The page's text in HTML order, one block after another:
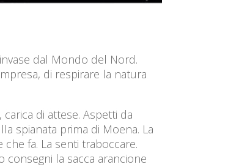
dal Mondo del Nord.
di respirare la natura
di attese. Aspetti da
spianata prima di Moena. La
fa. La senti traboccare.
la sacca arancione